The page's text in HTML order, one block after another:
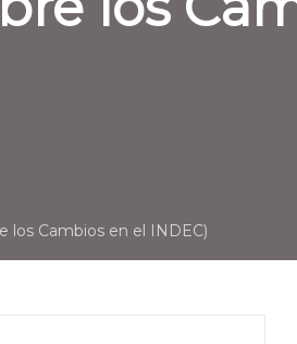
los Cambios en el INDEC)